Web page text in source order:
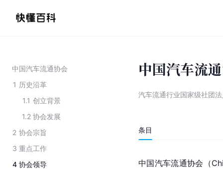
中国汽车流通协会
1 历史沿革
1.1 创立背景
1.2 协会发展
2 协会宗旨
3 重点工作
4 协会领导
中国汽车流
汽车流通行业国家级社团
条目
中国汽车流通协会（